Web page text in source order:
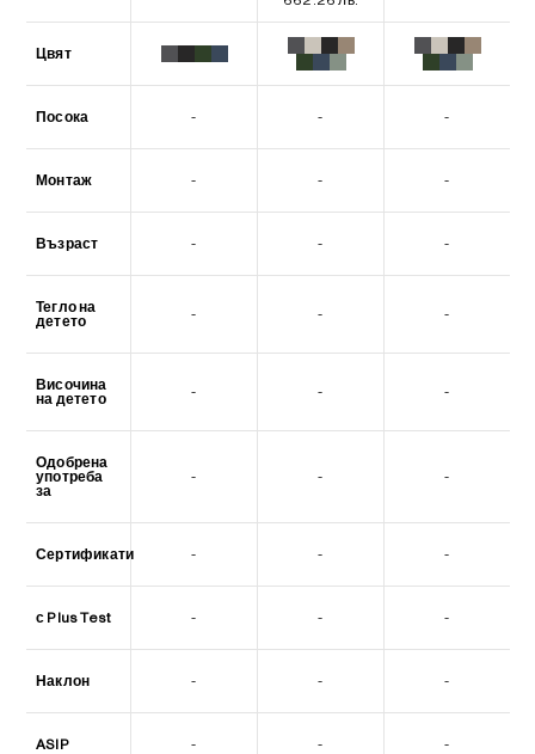
Цвят
Посока - - -
Монтаж - - -
Възраст - - -
Тегло на
детето
- - -
Височина
на детето
- - -
Одобрена
употреба
за
- - -
Сертификати - - -
с Plus Test - - -
Наклон - - -
ASIP - - -